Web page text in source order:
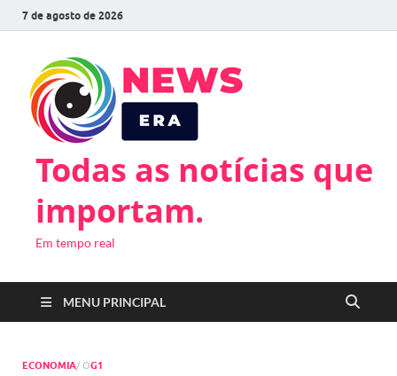
7 de agosto de 2026
Todas as notícias que
importam.
Em tempo real
MENU PRINCIPAL
ECONOMIA/ OG1